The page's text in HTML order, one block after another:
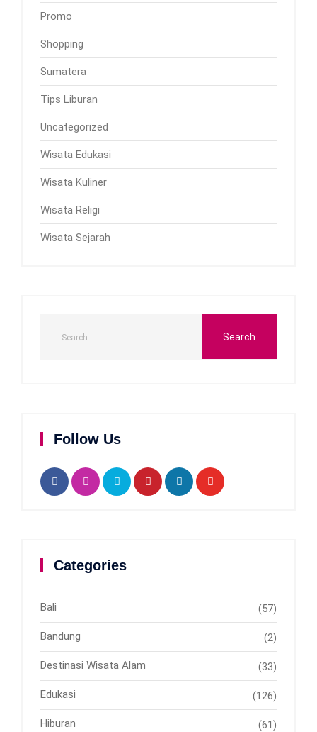
Promo
Shopping
Sumatera
Tips Liburan
Uncategorized
Wisata Edukasi
Wisata Kuliner
Wisata Religi
Wisata Sejarah
Follow Us
Categories
Bali (57)
Bandung (2)
Destinasi Wisata Alam (33)
Edukasi (126)
Hiburan (61)